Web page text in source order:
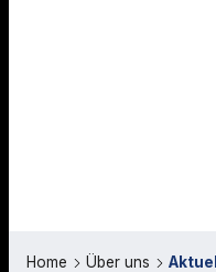
Home Über uns